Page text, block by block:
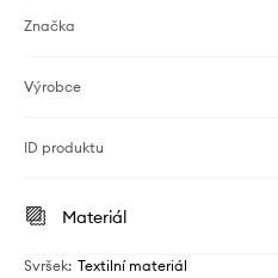
Značka
Výrobce
ID produktu
Materiál
Svršek: Textilní materiál